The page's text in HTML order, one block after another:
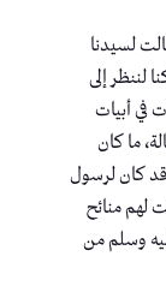
لسيدنا
لننظر إلى
في أبيات
ما كان
قد كان لرسول
لهم منائح
وسلم من